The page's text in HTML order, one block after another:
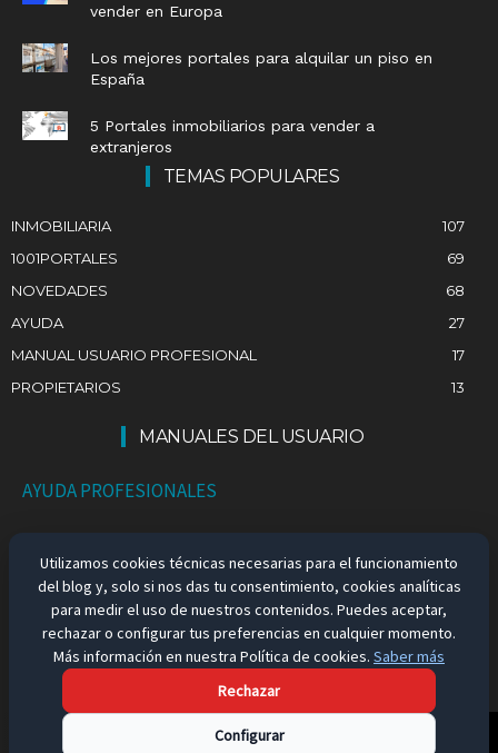
vender en Europa
Los mejores portales para alquilar un piso en
España
5 Portales inmobiliarios para vender a
extranjeros
TEMAS POPULARES
INMOBILIARIA
107
1001PORTALES
69
NOVEDADES
68
AYUDA
27
MANUAL USUARIO PROFESIONAL
17
PROPIETARIOS
13
MANUALES DEL USUARIO
AYUDA PROFESIONALES
EMPLEO EN ESPAÑA
Aviso Legal
Utilizamos cookies técnicas necesarias para el funcionamiento
del blog y, solo si nos das tu consentimiento, cookies analíticas
para medir el uso de nuestros contenidos. Puedes aceptar,
rechazar o configurar tus preferencias en cualquier momento.
Más información en nuestra Política de cookies. Saber más
Rechazar
Configurar